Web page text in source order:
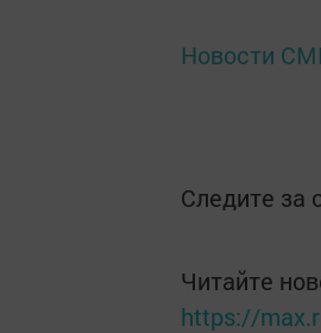
Новости
Следите
Читайте
https://